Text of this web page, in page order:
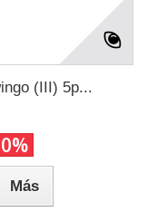
(III) 5p...
Más